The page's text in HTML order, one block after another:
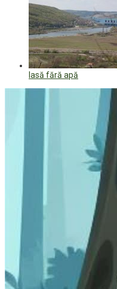
lasă fără apă